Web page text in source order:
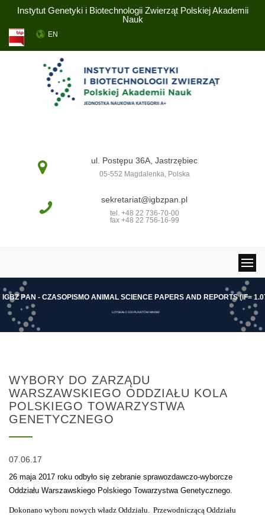
Instytut Genetyki i Biotechnologii Zwierząt Polskiej Akademii
Nauk
EN
ul. Postępu 36A, Jastrzębiec
05-552 Magdalenka, Polska
sekretariat@igbzpan.pl
tel. +48 22 736-70-00
fax +48 22 756-16-99
IGBZ PAN - CZASOPISMO ANIMAL SCIENCE PAPERS AND REPORTS (IF= 1.0
UZYSKAŁO 100 PUNKTÓW MNISW
WYBORY DO ZARZĄDU
WARSZAWSKIEGO ODDZIAŁU KOLA
POLSKIEGO TOWARZYSTWA
GENETYCZNEGO
07.06.17
26 maja 2017 roku odbyło się zebranie sprawozdawczo-wyborcze
Oddziału Warszawskiego Polskiego Towarzystwa Genetycznego.
Dokonano wyboru nowych władz Oddziału. Przewodniczącą Oddziału